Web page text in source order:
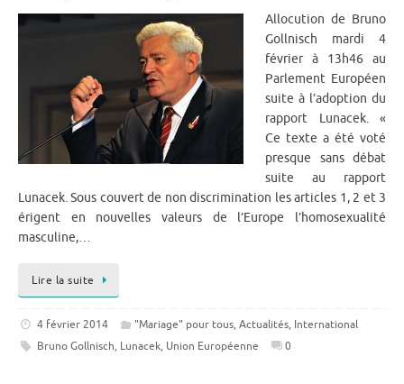
Allocution de Bruno
Gollnisch mardi 4
février à 13h46 au
Parlement Européen
suite à l’adoption du
rapport Lunacek. «
Ce texte a été voté
presque sans débat
suite au rapport
Lunacek. Sous couvert de non discrimination les articles 1, 2 et 3
érigent en nouvelles valeurs de l’Europe l’homosexualité
masculine,…
Lire la suite
4 février 2014 "Mariage" pour tous,Actualités, International
Bruno Gollnisch, Lunacek, Union Européenne 0